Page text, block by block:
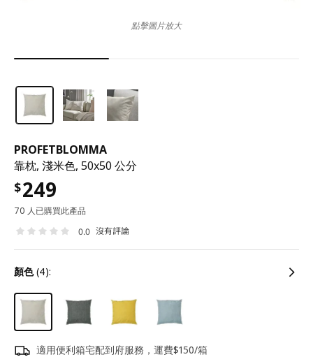
PROFETBLOMMA
靠枕, 淺米色, 50x50 公分
$249
70 人已購買此產品
0.0 沒有評論
顏色(4):
適用便利箱宅配到府服務，運費$150/箱
點擊圖片放大